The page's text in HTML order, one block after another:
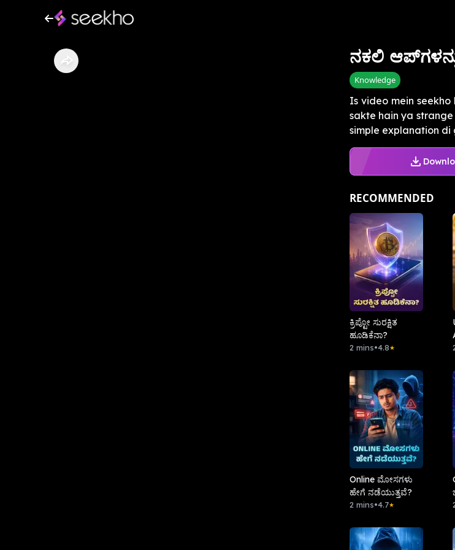
ನಕಲಿ
Knowledge
Is video mein
sakte hain ya
simple explanation di
RECOMMENDED
ಕ್ರಿಪ್ಟೋ ಸುರಕ್ಷಿತ
ಹೂಡಿಕೆನಾ?
2 mins•4.8★
Online ಮೋಸಗಳು
ಹೇಗೆ ನಡೆಯುತ್ತವೆ?
2 mins•4.7★